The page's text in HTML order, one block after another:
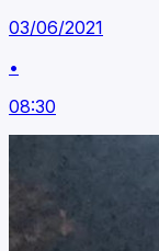
03/06/2021
•
08:30